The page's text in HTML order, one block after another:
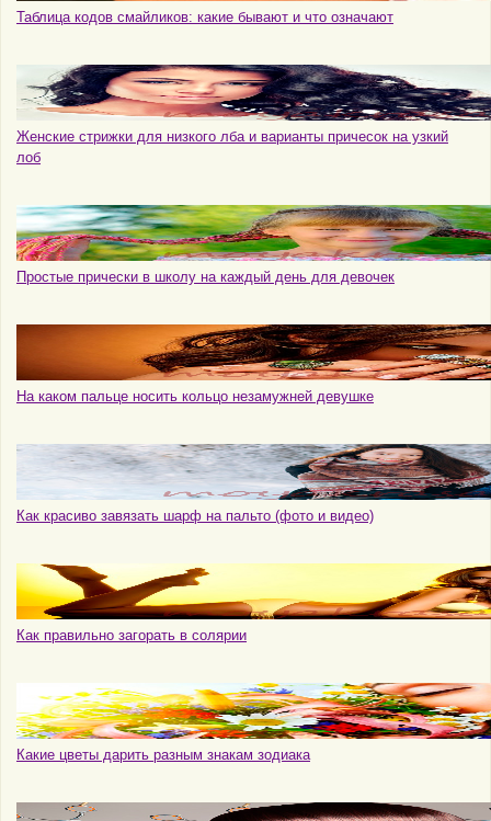
Таблица кодов смайликов: какие бывают и что означают
Женские стрижки для низкого лба и варианты причесок на узкий
лоб
Простые прически в школу на каждый день для девочек
На каком пальце носить кольцо незамужней девушке
Как красиво завязать шарф на пальто (фото и видео)
Как правильно загорать в солярии
Какие цветы дарить разным знакам зодиака